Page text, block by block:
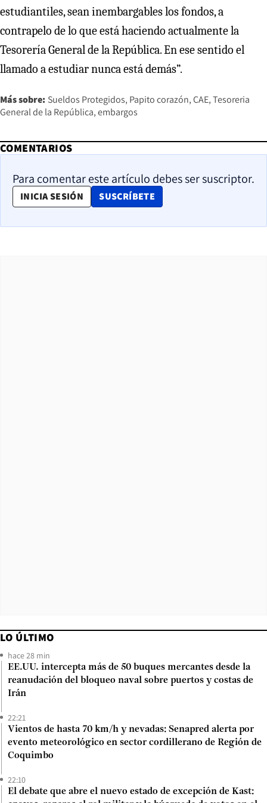
estudiantiles, sean inembargables los fondos, a
contrapelo de lo que está haciendo actualmente la
Tesorería General de la República. En ese sentido el
llamado a estudiar nunca está demás”.
Más sobre: Sueldos Protegidos Papito corazón CAE Tesoreria
General de la República embargos
COMENTARIOS
Para comentar este artículo debes ser suscriptor.
INICIA SESIÓN SUSCRÍBETE
OPENS IN NEW WINDOW
LO ÚLTIMO
hace 28 min
EE.UU. intercepta más de 50 buques mercantes desde la
reanudación del bloqueo naval sobre puertos y costas de
Irán
22:21
Vientos de hasta 70 km/h y nevadas: Senapred alerta por
evento meteorológico en sector cordillerano de Región de
Coquimbo
22:10
El debate que abre el nuevo estado de excepción de Kast: